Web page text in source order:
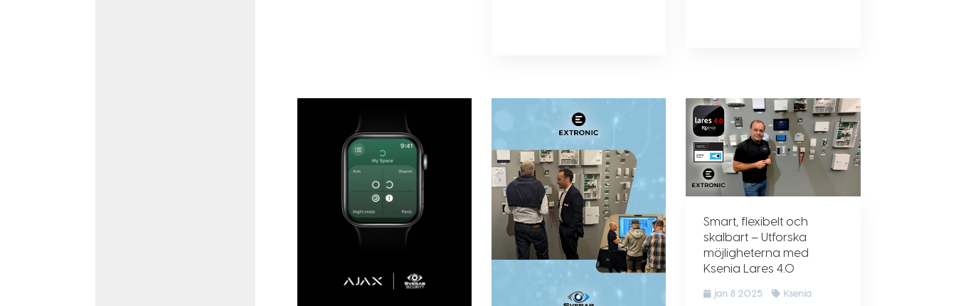
Smart, flexibelt och
skalbart – Utforska
möjligheterna med
Ksenia Lares 4.0
jan 8 2025 Ksenia